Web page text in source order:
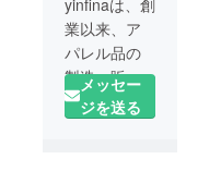
業以来、ア
パレル品の
製造、販売
事業を開
始。世界に
メッセー
ジを送る